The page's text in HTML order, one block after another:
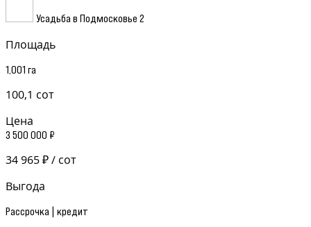
Усадьба в Подмосковье 2
Площадь
1,001 га
100,1 сот
Цена
3 500 000 ₽
34 965 ₽ / сот
Выгода
Рассрочка | кредит